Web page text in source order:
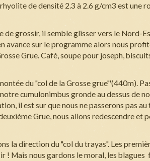
rhyolitede densité 2.3 à 2.6 g/cm3 est une
de grossir, il semble glisser vers le Nord-
avance sur le programme alors nous
Grue. Café, soupe pour joseph,
du "col de la Grosse grue"'(440m).
cumulonimbus gronde au dessus de
il est sur que nous ne passerons pas au
Grue, nous allons redescendre et
la direction du "col du trayas". Les
! Mais nous gardons le moral, les blagues